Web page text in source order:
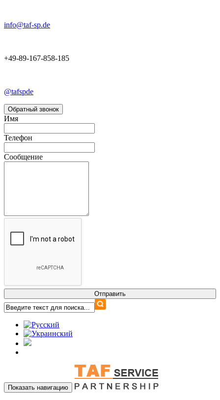
info@taf-sp.de
+49-89-167-858-185
@tafspde
Обратный звонок
Имя
Телефон
Сообщение
Показать навигацию